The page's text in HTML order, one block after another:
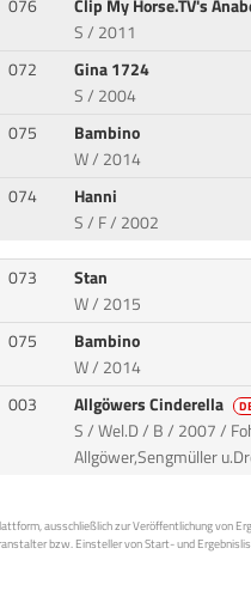
076
Clip My Horse.TV's
S / 2011
072
Gina 1724
S / 2004
075
Bambino
W / 2014
074
Hanni
S / F / 2002
073
Stan
W / 2015
075
Bambino
W / 2014
003 Allgöwers Cinderella
S / Wel.D / B / 2007 /
Allgöwer,Sengmüller
ausschließlich zur Veröffentlichung von
bzw. Einsteller von Start- und